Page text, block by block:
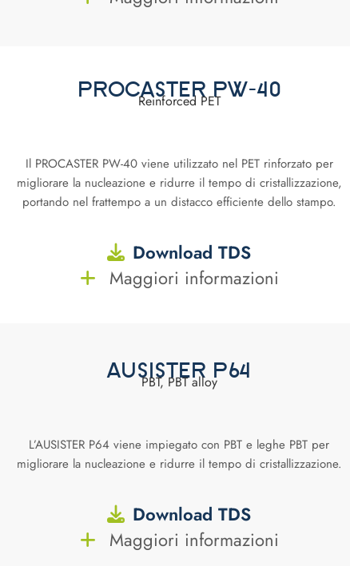
PROCASTER PW-40
Reinforced PET
Il PROCASTER PW-40 viene utilizzato nel PET rinforzato per
migliorare la nucleazione e ridurre il tempo di cristallizzazione,
portando nel frattempo a un distacco efficiente dello stampo.
Download TDS
Maggiori informazioni
AUSISTER P64
PBT, PBT alloy
L’AUSISTER P64 viene impiegato con PBT e leghe PBT per
migliorare la nucleazione e ridurre il tempo di cristallizzazione.
Download TDS
Maggiori informazioni